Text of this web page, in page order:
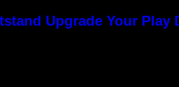
Upgrade Your Play